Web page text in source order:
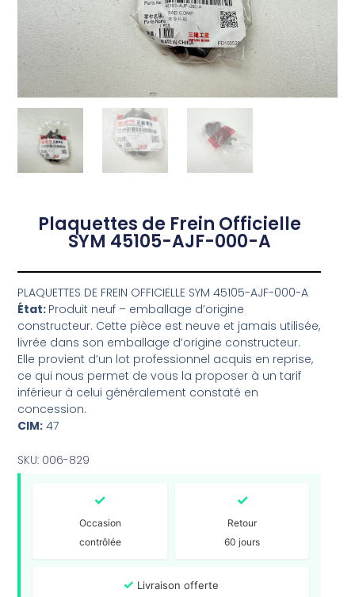
Plaquettes de Frein Officielle
SYM 45105-AJF-000-A
PLAQUETTES DE FREIN OFFICIELLE SYM 45105-AJF-000-A
État: Produit neuf – emballage d’origine
constructeur. Cette pièce est neuve et jamais utilisée,
livrée dans son emballage d’origine constructeur.
Elle provient d’un lot professionnel acquis en reprise,
ce qui nous permet de vous la proposer à un tarif
inférieur à celui généralement constaté en
concession.
CIM: 47
SKU: 006-829
✓
Occasion
contrôlée
✓
Retour
60 jours
✓ Livraison offerte